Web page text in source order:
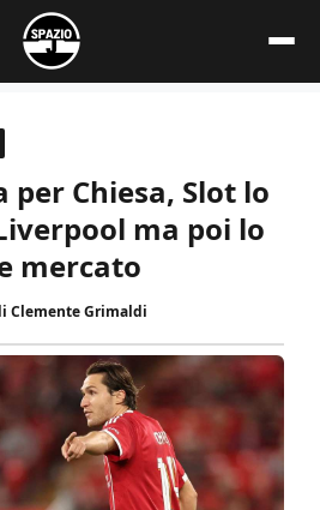
per Chiesa, Slot lo
ma poi lo
mercato
Clemente Grimaldi